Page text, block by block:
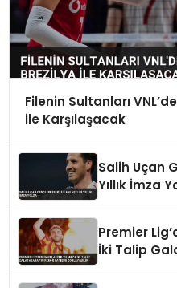
Filenin Sultanları
ile Karşılaşacak
Salih Uçan
Yıllık İmza
Premier
İki Talip